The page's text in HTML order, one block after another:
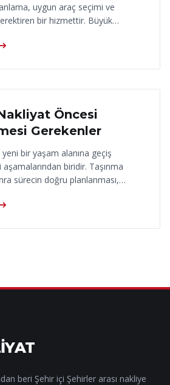
uygun araç seçimi ve
bir hizmettir. Büyük…
Öncesi
Gerekenler
bir yaşam alanına geçiş
biridir. Taşınma
sürecin doğru planlanması,…
beri Şehir içi Şehirler arası nakliye